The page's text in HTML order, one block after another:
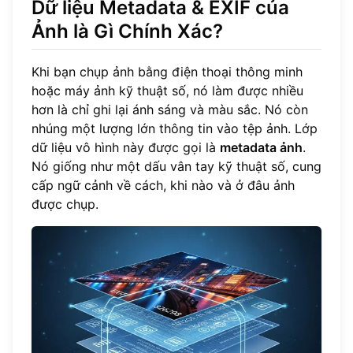
Dữ liệu Metadata & EXIF của
Ảnh là Gì Chính Xác?
Khi bạn chụp ảnh bằng điện thoại thông minh
hoặc máy ảnh kỹ thuật số, nó làm được nhiều
hơn là chỉ ghi lại ánh sáng và màu sắc. Nó còn
nhúng một lượng lớn thông tin vào tệp ảnh. Lớp
dữ liệu vô hình này được gọi là metadata ảnh.
Nó giống như một dấu vân tay kỹ thuật số, cung
cấp ngữ cảnh về cách, khi nào và ở đâu ảnh
được chụp.